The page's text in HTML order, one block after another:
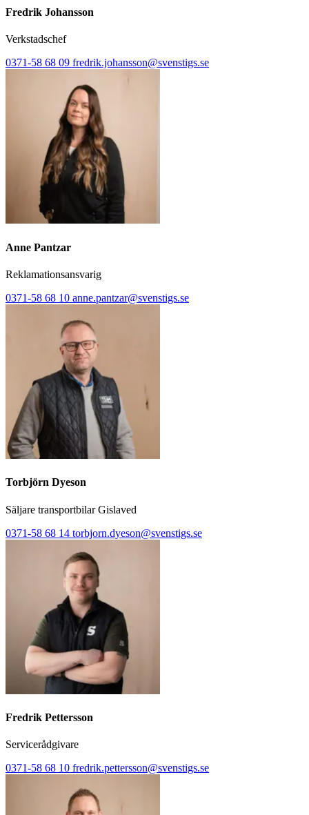
Fredrik Johansson
Verkstadschef
0371-58 68 09 fredrik.johansson@svenstigs.se
Anne Pantzar
Reklamationsansvarig
0371-58 68 10 anne.pantzar@svenstigs.se
Torbjörn Dyeson
Säljare transportbilar Gislaved
0371-58 68 14 torbjorn.dyeson@svenstigs.se
Fredrik Pettersson
Servicerådgivare
0371-58 68 10 fredrik.pettersson@svenstigs.se